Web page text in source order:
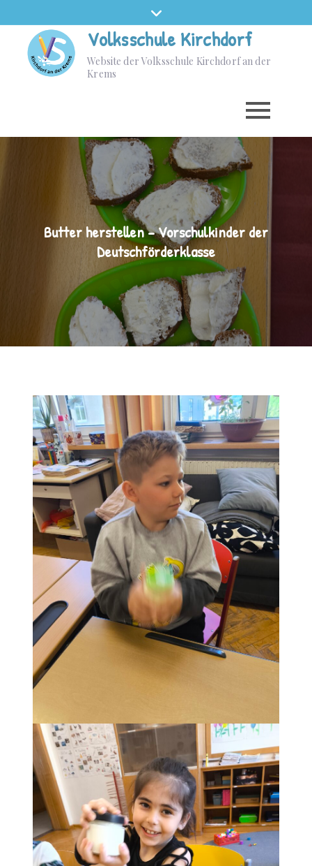
Volksschule Kirchdorf
Website der Volksschule Kirchdorf an der
Krems
Butter herstellen – Vorschulkinder der
Deutschförderklasse